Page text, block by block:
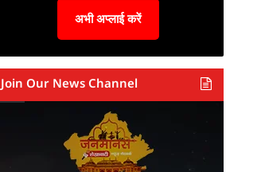
अभी अप्लाई करें
Join Our News Channel